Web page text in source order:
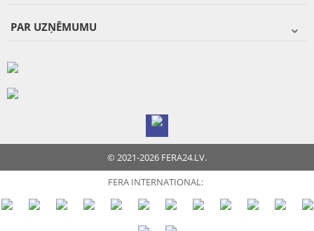
PAR UZŅĒMUMU
© 2021-2026 FERA24.LV.
FERA INTERNATIONAL: